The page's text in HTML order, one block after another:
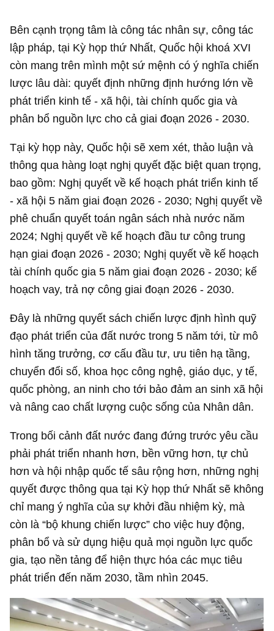
Bên cạnh trọng tâm là công tác nhân sự, công tác
lập pháp, tại Kỳ họp thứ Nhất, Quốc hội khoá XVI
còn mang trên mình một sứ mệnh có ý nghĩa chiến
lược lâu dài: quyết định những định hướng lớn về
phát triển kinh tế - xã hội, tài chính quốc gia và
phân bổ nguồn lực cho cả giai đoạn 2026 - 2030.
Tại kỳ họp này, Quốc hội sẽ xem xét, thảo luận và
thông qua hàng loạt nghị quyết đặc biệt quan trọng,
bao gồm: Nghị quyết về kế hoạch phát triển kinh tế
- xã hội 5 năm giai đoạn 2026 - 2030; Nghị quyết về
phê chuẩn quyết toán ngân sách nhà nước năm
2024; Nghị quyết về kế hoạch đầu tư công trung
hạn giai đoạn 2026 - 2030; Nghị quyết về kế hoạch
tài chính quốc gia 5 năm giai đoạn 2026 - 2030; kế
hoạch vay, trả nợ công giai đoạn 2026 - 2030.
Đây là những quyết sách chiến lược định hình quỹ
đạo phát triển của đất nước trong 5 năm tới, từ mô
hình tăng trưởng, cơ cấu đầu tư, ưu tiên hạ tầng,
chuyển đổi số, khoa học công nghệ, giáo dục, y tế,
quốc phòng, an ninh cho tới bảo đảm an sinh xã hội
và nâng cao chất lượng cuộc sống của Nhân dân.
Trong bối cảnh đất nước đang đứng trước yêu cầu
phải phát triển nhanh hơn, bền vững hơn, tự chủ
hơn và hội nhập quốc tế sâu rộng hơn, những nghị
quyết được thông qua tại Kỳ họp thứ Nhất sẽ không
chỉ mang ý nghĩa của sự khởi đầu nhiệm kỳ, mà
còn là “bộ khung chiến lược” cho việc huy động,
phân bổ và sử dụng hiệu quả mọi nguồn lực quốc
gia, tạo nền tảng để hiện thực hóa các mục tiêu
phát triển đến năm 2030, tầm nhìn 2045.